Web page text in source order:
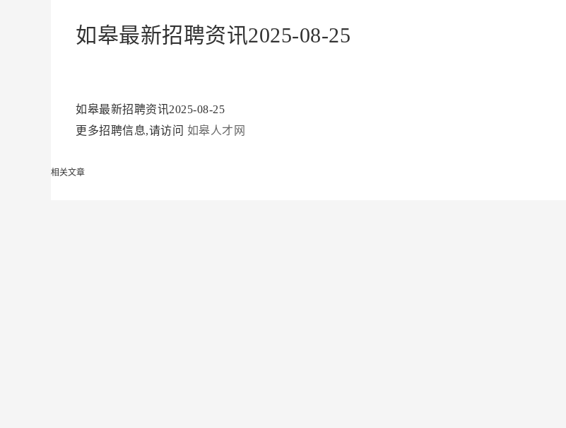
如皋最新招聘资讯2025-08-25
如皋最新招聘资讯2025-08-25
更多招聘信息,请访问 如皋人才网
相关文章